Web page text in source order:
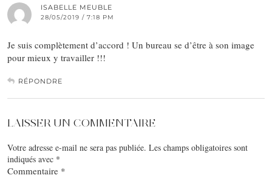
ISABELLE MEUBLE
28/05/2019 / 7:18 PM
Je suis complètement d’accord ! Un bureau se d’être à son image
pour mieux y travailler !!!
RÉPONDRE
LAISSER UN COMMENTAIRE
Votre adresse e-mail ne sera pas publiée. Les champs obligatoires sont
indiqués avec *
Commentaire *